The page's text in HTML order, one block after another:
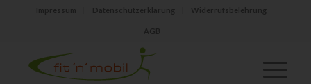
Impressum Datenschutzerklärung Widerrufsbelehrung
AGB